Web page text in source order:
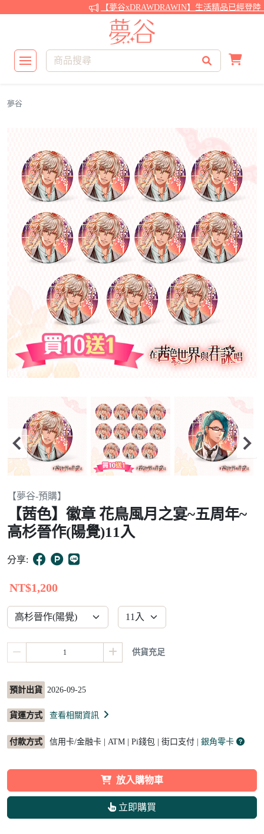
【夢谷xDRAWDRAWIN】生活精品已經登陸！
夢谷
Item
of
12
【夢谷-預購】
【茜色】徽章 花鳥風月之宴~五周年~
高杉晉作(陽覺)11入
分享:
NT$1,200
供貨充足
預計出貨 2026-09-25
貨運方式 查看相關資訊
付款方式 信用卡/金融卡 | ATM | Pi錢包 | 街口支付 | 銀角零卡
放入購物車
立即購買